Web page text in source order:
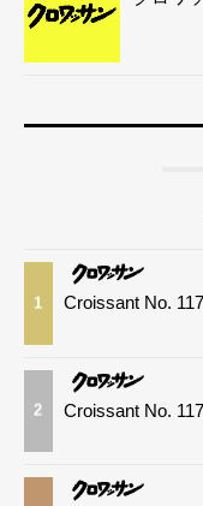
1 Croissant No.
2 Croissant No.